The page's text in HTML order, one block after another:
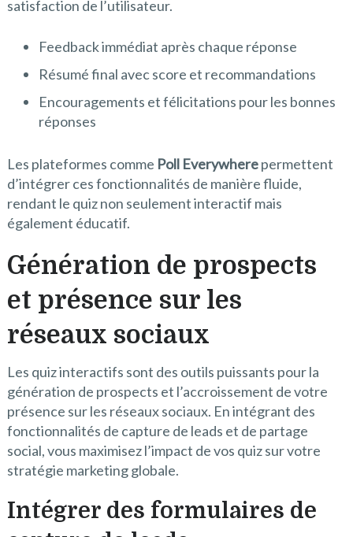
satisfaction de l’utilisateur.
Feedback immédiat après chaque réponse
Résumé final avec score et recommandations
Encouragements et félicitations pour les bonnes
réponses
Les plateformes comme Poll Everywherepermettent
d’intégrer ces fonctionnalités de manière fluide,
rendant le quiz non seulement interactif mais
également éducatif.
Génération de prospects
et présence sur les
réseaux sociaux
Les quiz interactifs sont des outils puissants pour la
génération de prospects et l’accroissement de votre
présence sur les réseaux sociaux. En intégrant des
fonctionnalités de capture de leads et de partage
social, vous maximisez l’impact de vos quiz sur votre
stratégie marketing globale.
Intégrer des formulaires de